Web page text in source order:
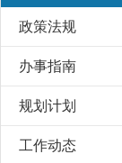
政策法规
办事指南
规划计划
工作动态